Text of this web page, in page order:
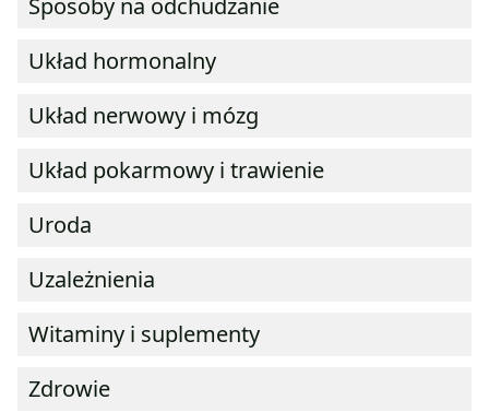
Sposoby na odchudzanie
Układ hormonalny
Układ nerwowy i mózg
Układ pokarmowy i trawienie
Uroda
Uzależnienia
Witaminy i suplementy
Zdrowie